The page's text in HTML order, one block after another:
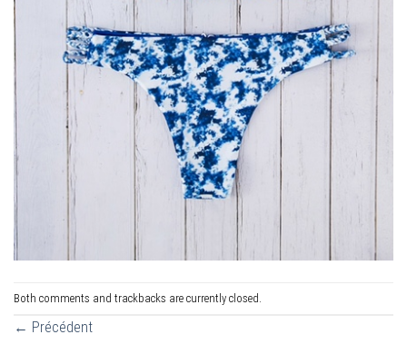
Both comments and trackbacks are currently closed.
← Précédent